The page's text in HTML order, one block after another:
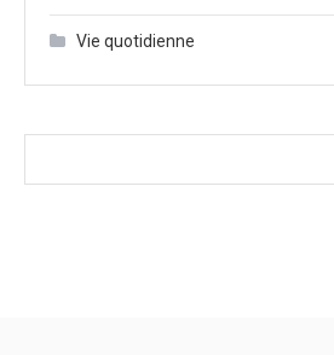
Vie quotidienne